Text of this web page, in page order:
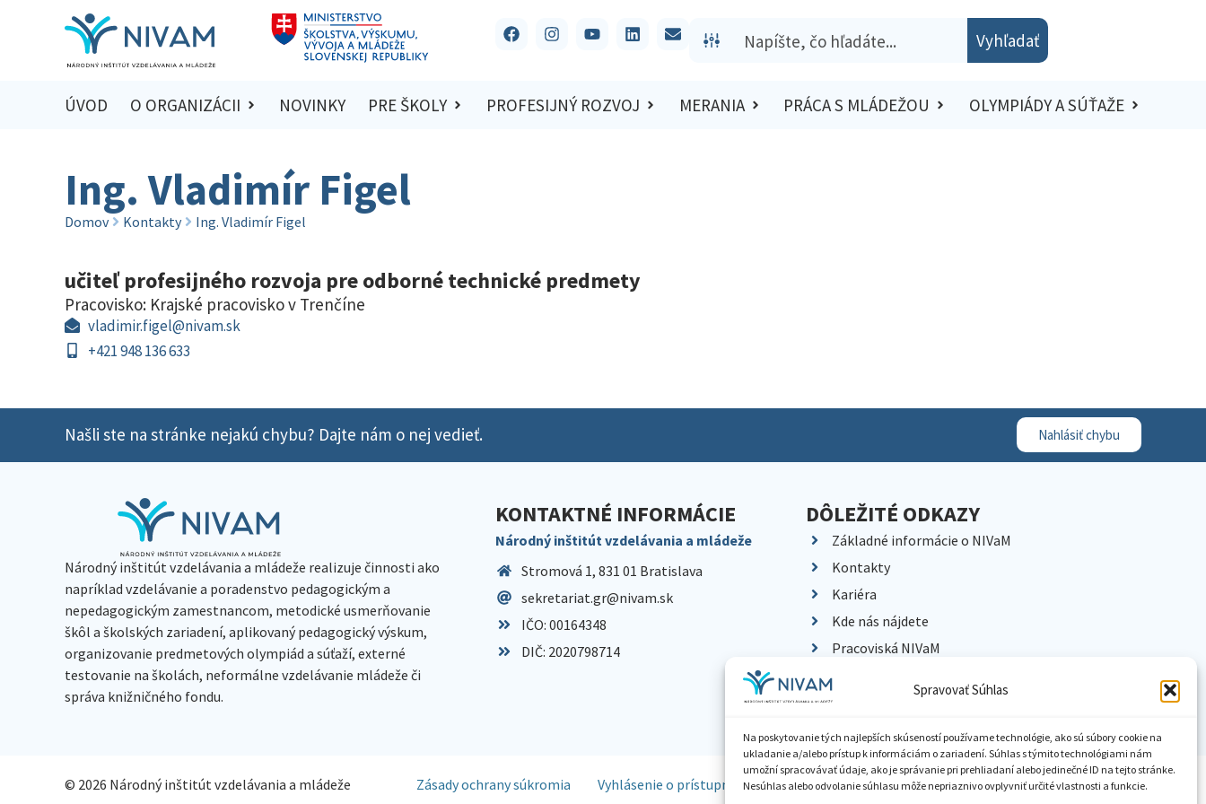
Spravovať Súhlas
Na poskytovanie tých najlepších skúseností používame technológie, ako sú súbory cookie na
ukladanie a/alebo prístup k informáciám o zariadení. Súhlas s týmito technológiami nám
umožní spracovávať údaje, ako je správanie pri prehliadaní alebo jedinečné ID na tejto stránke.
Nesúhlas alebo odvolanie súhlasu môže nepriaznivo ovplyvniť určité vlastnosti a funkcie.
Vyhľadať
ÚVOD O ORGANIZÁCII NOVINKY PRE ŠKOLY PROFESIJNÝ ROZVOJ MERANIA PRÁCA S MLÁDEŽOU OLYMPIÁDY A SÚŤAŽE
Ing. Vladimír Figel
Domov Kontakty Ing. Vladimír Figel
učiteľ profesijného rozvoja pre odborné technické predmety
Pracovisko: Krajské pracovisko v Trenčíne
vladimir.figel@nivam.sk
+421 948 136 633
Našli ste na stránke nejakú chybu? Dajte nám o nej vedieť. Nahlásiť chybu
Národný inštitút vzdelávania a mládeže realizuje činnosti ako
napríklad vzdelávanie a poradenstvo pedagogickým a
nepedagogickým zamestnancom, metodické usmerňovanie
škôl a školských zariadení, aplikovaný pedagogický výskum,
organizovanie predmetových olympiád a súťaží, externé
testovanie na školách, neformálne vzdelávanie mládeže či
správa knižničného fondu.
KONTAKTNÉ INFORMÁCIE
Národný inštitút vzdelávania a mládeže
Stromová 1, 831 01 Bratislava
sekretariat.gr@nivam.sk
IČO: 00164348
DIČ: 2020798714
DÔLEŽITÉ ODKAZY
Základné informácie o NIVaM
Kontakty
Kariéra
Kde nás nájdete
Pracoviská NIVaM
Dokumenty inštitúcie
Knižnica
© 2026 Národný inštitút vzdelávania a mládeže Zásady ochrany súkromia Vyhlásenie o prístupnosti Sprístupnenie informácií Nastavenia cookies GDPR